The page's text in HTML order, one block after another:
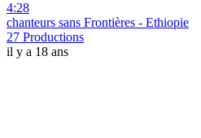
4:28
chanteurs sans Frontières - Ethiopie
27 Productions
il y a 18 ans